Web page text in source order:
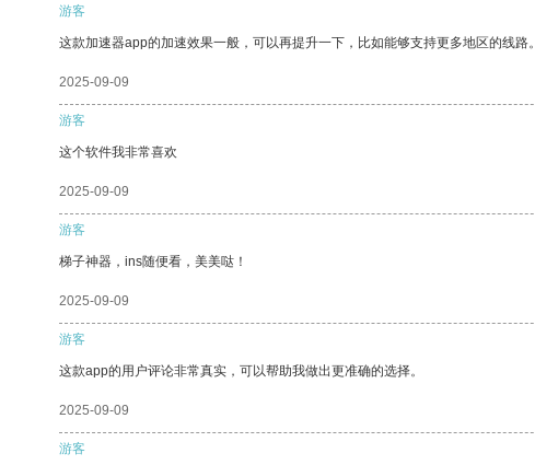
游客
这款加速器app的加速效果一般，可以再提升一下，比如能够支持更多地区的线路。
2025-09-09
游客
这个软件我非常喜欢
2025-09-09
游客
梯子神器，ins随便看，美美哒！
2025-09-09
游客
这款app的用户评论非常真实，可以帮助我做出更准确的选择。
2025-09-09
游客